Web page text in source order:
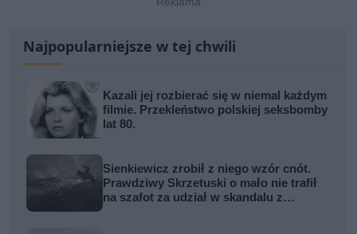
Najpopularniejsze w tej chwili
Kazali jej rozbierać się w niemal każdym
filmie. Przekleństwo polskiej seksbomby
lat 80.
Sienkiewicz zrobił z niego wzór cnót.
Prawdziwy Skrzetuski o mało nie trafił
na szafot za udział w skandalu z